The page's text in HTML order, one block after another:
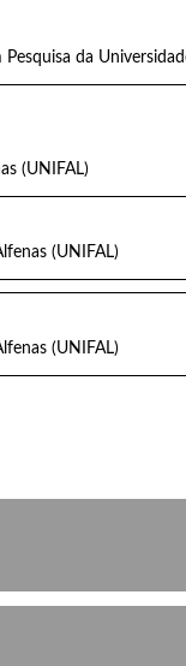
da
(UNIFAL)
(UNIFAL)
(UNIFAL)